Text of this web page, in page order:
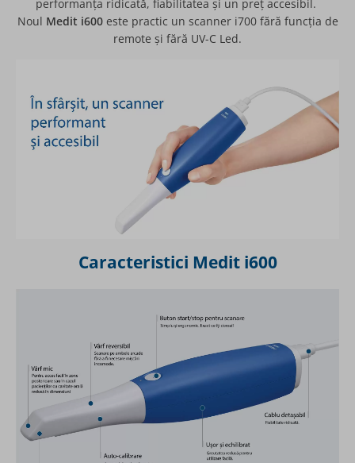
performanța ridicată, fiabilitatea și un preț accesibil.
Noul Medit i600este practic un scanner i700 fără funcția de
remote și fără UV-C Led.
Caracteristici Medit i600